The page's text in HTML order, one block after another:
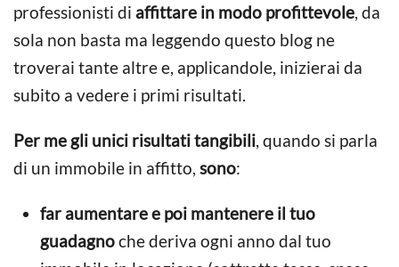
professionisti di affittare in modo profittevole, da
sola non basta ma leggendo questo blog ne
troverai tante altre e, applicandole, inizierai da
subito a vedere i primi risultati.
Per me gli unici risultati tangibili, quando si parla
di un immobile in affitto, sono:
far aumentare e poi mantenere il tuo
guadagnoche deriva ogni anno dal tuo